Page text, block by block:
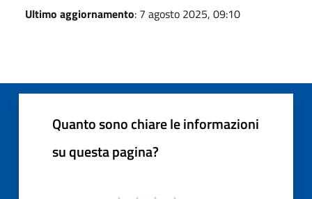
Ultimo aggiornamento: 7 agosto 2025, 09:10
Quanto sono chiare le informazioni
su questa pagina?